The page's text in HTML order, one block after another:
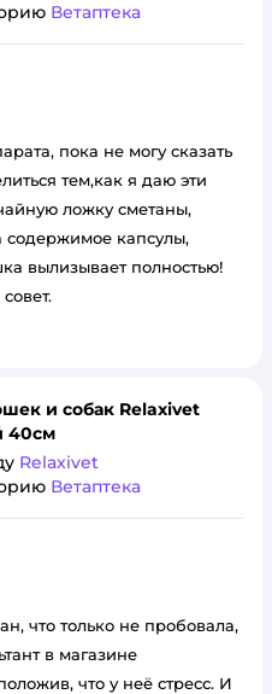
Ветаптека
пока не могу сказать
тем,как я даю эти
ложку сметаны,
капсулы,
вылизывает полностью!
и собак Relaxivet
40см
Relaxivet
Ветаптека
что только не пробовала,
в магазине
что у неё стресс. И